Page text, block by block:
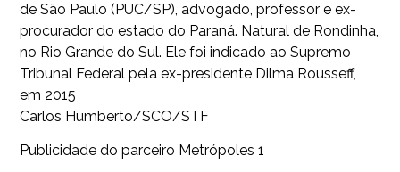
de São Paulo (PUC/SP), advogado, professor e ex-
procurador do estado do Paraná. Natural de Rondinha,
no Rio Grande do Sul. Ele foi indicado ao Supremo
Tribunal Federal pela ex-presidente Dilma Rousseff,
em 2015
Carlos Humberto/SCO/STF
Publicidade do parceiro Metrópoles 1